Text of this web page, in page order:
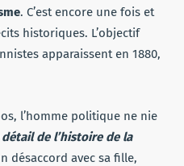
. C’est encore une fois et
historiques. L’objectif
apparaissent en 1880,
l’homme politique ne nie
de l’histoire de la
désaccord avec sa fille,